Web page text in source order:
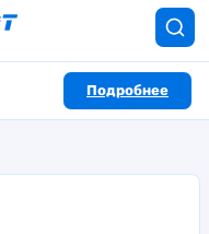
Подробнее